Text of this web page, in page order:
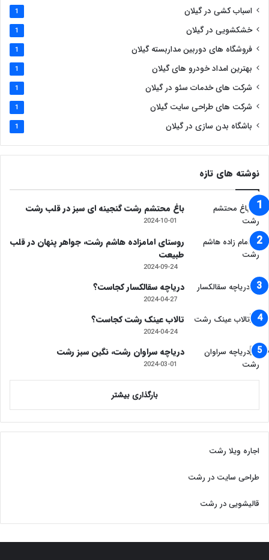
اسباب کشی در گیلان 1
خشکشویی در گیلان 1
فروشگاه های دوربین مداربسته گیلان 1
بهترین امداد خودرو های گیلان 1
شرکت های خدمات سئو در گیلان 1
شرکت های طراحی سایت گیلان 1
باشگاه بدن سازی در گیلان 1
نوشته های تازه
باغ محتشم رشت گنجینه ای سبز در قلب رشت
2024-10-01
روستای امامزاده هاشم رشت، جواهر پنهان در قلب
طبیعت
2024-09-24
دریاچه سقالکسار کجاست؟
2024-04-27
تالاب عینک رشت کجاست؟
2024-04-24
دریاچه سراوان رشت، نگین سبز رشت
2024-03-01
بارگذاری بیشتر
اجاره ویلا رشت
طراحی سایت در رشت
قالیشویی در رشت